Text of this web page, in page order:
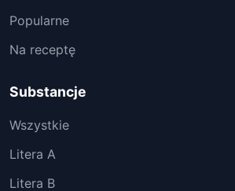
Popularne
Na receptę
Substancje
Wszystkie
Litera A
Litera B